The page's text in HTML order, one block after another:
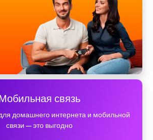
связь
домашнего интернета и мобильной
связи — это выгодно